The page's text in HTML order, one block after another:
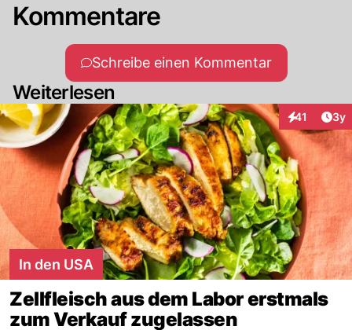
Kommentare
Schreibe einen Kommentar
Weiterlesen
41 3y
In den USA
Zellfleisch aus dem Labor erstmals
zum Verkauf zugelassen